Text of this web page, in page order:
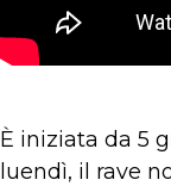
È iniziata da 5
luendì, il rave